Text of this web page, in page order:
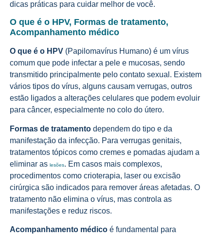
dicas práticas para cuidar melhor de você.
O que é o HPV, Formas de tratamento,
Acompanhamento médico
O que é o HPV (Papilomavírus Humano) é um vírus
comum que pode infectar a pele e mucosas, sendo
transmitido principalmente pelo contato sexual. Existem
vários tipos do vírus, alguns causam verrugas, outros
estão ligados a alterações celulares que podem evoluir
para câncer, especialmente no colo do útero.
Formas de tratamento dependem do tipo e da
manifestação da infecção. Para verrugas genitais,
tratamentos tópicos como cremes e pomadas ajudam a
eliminar as lesões. Em casos mais complexos,
procedimentos como crioterapia, laser ou excisão
cirúrgica são indicados para remover áreas afetadas. O
tratamento não elimina o vírus, mas controla as
manifestações e reduz riscos.
Acompanhamento médico é fundamental para